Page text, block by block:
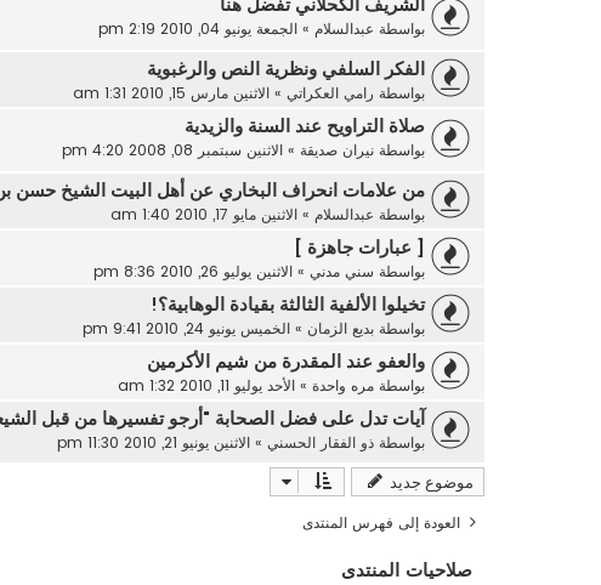
الشريف الكحلاني تفضل هنا
بواسطة عبدالسلام » الجمعة يونيو 04, 2010 2:19 pm
الفكر السلفي ونظرية النص والرغبوية
بواسطة رامي العكراتي » الاثنين مارس 15, 2010 1:31 am
صلاة التراويح عند السنة والزيدية
بواسطة نيران صديقة » الاثنين سبتمبر 08, 2008 4:20 pm
من علامات انحراف البخاري عن أهل البيت الشيخ حسن
بواسطة عبدالسلام » الاثنين مايو 17, 2010 1:40 am
[ عبارات جاهزة ]
بواسطة سني مدني » الاثنين يوليو 26, 2010 8:36 pm
تخيلوا الألفية الثالثة بقيادة الوهابية؟!
بواسطة بديع الزمان » الخميس يونيو 24, 2010 9:41 pm
والعفو عند المقدرة من شيم الأكرمين
بواسطة مره واحدة » الأحد يوليو 11, 2010 1:32 am
آيات تدل على فضل الصحابة "أرجو تفسيرها من قبل
بواسطة ذو الفقار الحسني » الاثنين يونيو 21, 2010 11:30 pm
موضوع جديد
العودة إلى فهرس المنتدى
صلاحيات المنتدى